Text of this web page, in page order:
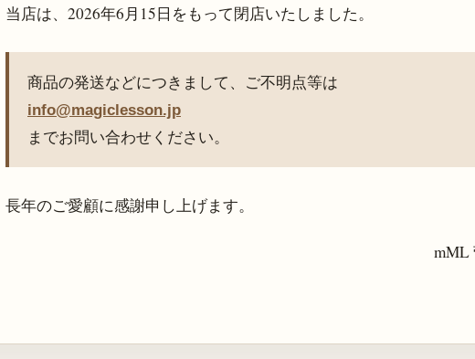
当店は、 2026年6月15日 をもって閉店いたしました。
商品の発送などにつきまして、ご不明点等は
info@magiclesson.jp
までお問い合わせください。
長年のご愛顧に感謝申し上げます。
mML